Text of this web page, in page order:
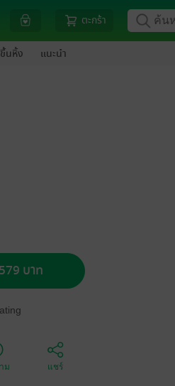
ตะกร้า
นหิ้ง แนะนำ
บาท
ม แชร์